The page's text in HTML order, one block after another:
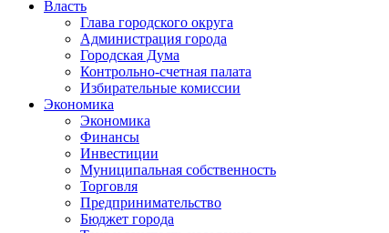
Власть
Глава городского округа
Администрация города
Городская Дума
Контрольно-счетная палата
Избирательные комиссии
Экономика
Экономика
Финансы
Инвестиции
Муниципальная собственность
Торговля
Предпринимательство
Бюджет города